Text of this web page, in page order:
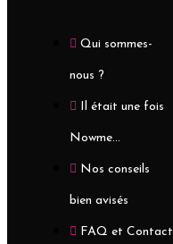
Qui sommes-
nous ?
Il était une fois
Nowme...
Nos conseils
bien avisés
FAQ et Contact